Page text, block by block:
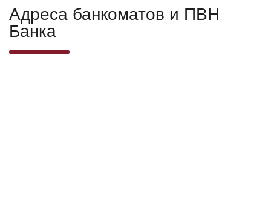
Адреса банкоматов и ПВН
Банка